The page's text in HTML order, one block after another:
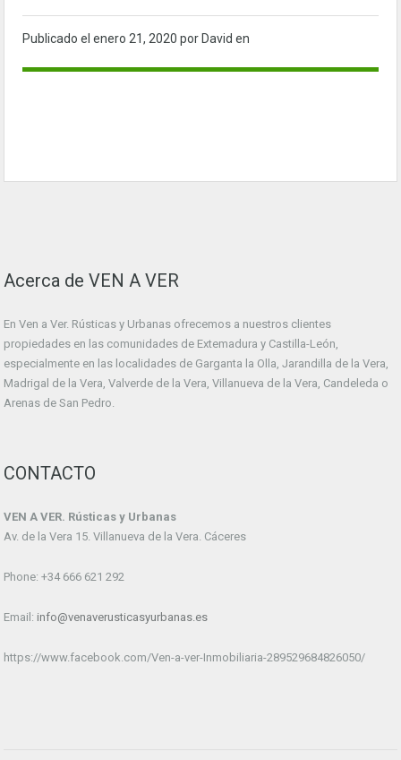
Publicado el enero 21, 2020 por David en
Acerca de VEN A VER
En Ven a Ver. Rústicas y Urbanas ofrecemos a nuestros clientes
propiedades en las comunidades de Extemadura y Castilla-León,
especialmente en las localidades de Garganta la Olla, Jarandilla de la Vera,
Madrigal de la Vera, Valverde de la Vera, Villanueva de la Vera, Candeleda o
Arenas de San Pedro.
CONTACTO
VEN A VER. Rústicas y Urbanas
Av. de la Vera 15. Villanueva de la Vera. Cáceres
Phone: +34 666 621 292
Email: info@venaverusticasyurbanas.es
https://www.facebook.com/Ven-a-ver-Inmobiliaria-289529684826050/